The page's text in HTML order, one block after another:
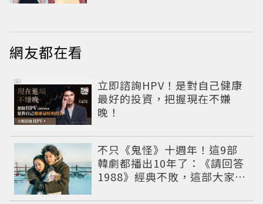
網友都在看
立即諮詢HPV！是對自己健康
最好的投資，把握現在不嫌
晚！
PR
不只《鬼怪》十週年！這9部
韓劇都播出10年了：《請回答
1988》經典不敗，這部大家狂